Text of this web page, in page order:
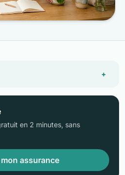
+
en 2 minutes, sans
assurance